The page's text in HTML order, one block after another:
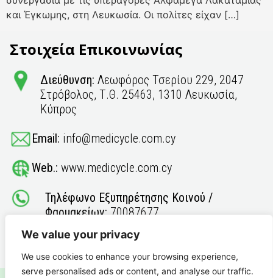
We value your privacy
We use cookies to enhance your browsing experience,
serve personalised ads or content, and analyse our traffic.
και Έγκωμης, στη Λευκωσία. Οι πολίτες είχαν […]
Στοιχεία Επικοινωνίας
Διεύθυνση: Λεωφόρος Τσερίου 229, 2047
Στρόβολος, Τ.Θ. 25463, 1310 Λευκωσία,
Κύπρος
Email: info@medicycle.com.cy
Web.: www.medicycle.com.cy
Τηλέφωνο Εξυπηρέτησης Κοινού /
Φαρμακείων: 70087677
Φαξ:22586001